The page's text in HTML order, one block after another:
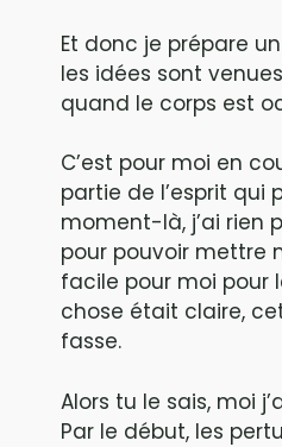
Et donc je prépare
les idées sont
quand le corps est
C’est pour moi en
partie de l’esprit qui
moment-là, j’ai rien
pour pouvoir mettre
facile pour moi pour
chose était claire,
fasse.
Alors tu le sais, moi
Par le début, les